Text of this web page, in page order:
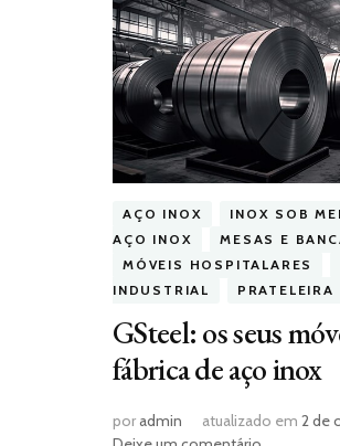
AÇO INOX INOX SOB
AÇO INOX
MESAS E
MÓVEIS HOSPITALARES
INDUSTRIAL
GSteel: os seus
fábrica de aço inox
poradmin atualizado em 2 de